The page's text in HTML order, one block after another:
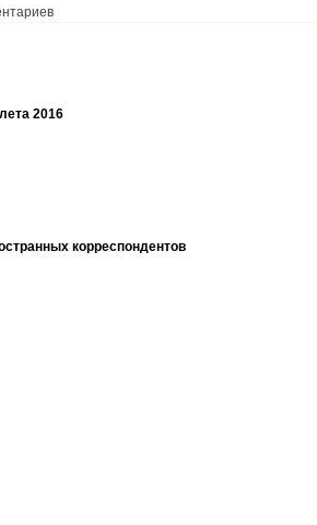
2016
корреспондентов